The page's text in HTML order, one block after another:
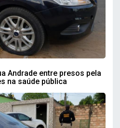
Andrade entre presos pela
na saúde pública